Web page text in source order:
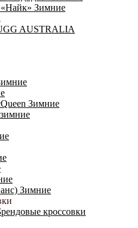
Зимние
AUSTRALIA
Зимние
Зимние
кроссовки